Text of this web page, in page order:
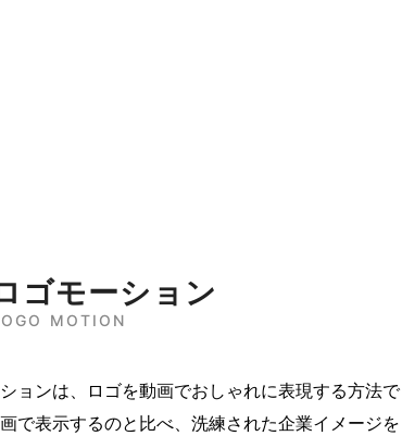
MOTION
ゴモーション
ョンは、ロゴを動画でおしゃれに表現する方法で
で表示するのと比べ、洗練された企業イメージを